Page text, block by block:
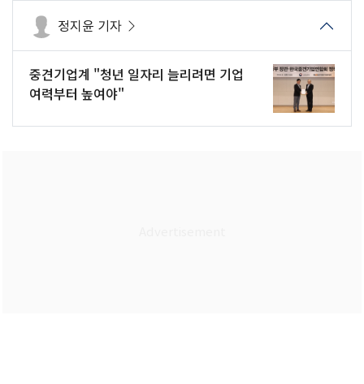
정지윤 기자
중견기업계 "청년 일자리 늘리려면 기업
여력부터 높여야"